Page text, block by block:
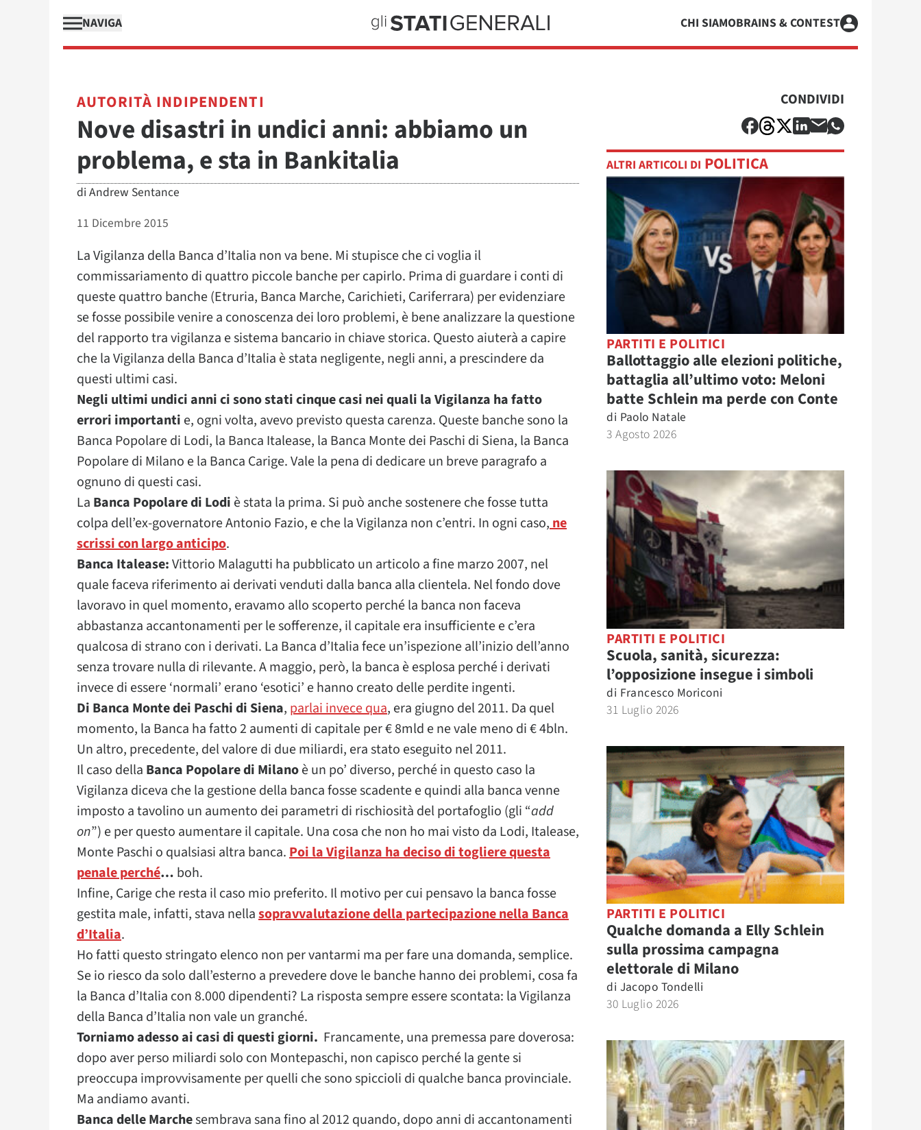
NAVIGA CHI SIAMOBRAINS & CONTEST
AUTORITÀ INDIPENDENTI
Nove disastri in undici anni: abbiamo un
problema, e sta in Bankitalia
di Andrew Sentance
11 Dicembre 2015
La Vigilanza della Banca d’Italia non va bene. Mi stupisce che ci voglia il
commissariamento di quattro piccole banche per capirlo. Prima di guardare i conti di
queste quattro banche (Etruria, Banca Marche, Carichieti, Cariferrara) per evidenziare
se fosse possibile venire a conoscenza dei loro problemi, è bene analizzare la questione
del rapporto tra vigilanza e sistema bancario in chiave storica. Questo aiuterà a capire
che la Vigilanza della Banca d’Italia è stata negligente, negli anni, a prescindere da
questi ultimi casi.
Negli ultimi undici anni ci sono stati cinque casi nei quali la Vigilanza ha fatto
errori importanti e, ogni volta, avevo previsto questa carenza. Queste banche sono la
Banca Popolare di Lodi, la Banca Italease, la Banca Monte dei Paschi di Siena, la Banca
Popolare di Milano e la Banca Carige. Vale la pena di dedicare un breve paragrafo a
ognuno di questi casi.
La Banca Popolare di Lodi è stata la prima. Si può anche sostenere che fosse tutta
colpa dell’ex-governatore Antonio Fazio, e che la Vigilanza non c’entri. In ogni caso,ne
scrissi con largo anticipo.
Banca Italease:Vittorio Malagutti ha pubblicato un articolo a fine marzo 2007, nel
quale faceva riferimento ai derivati venduti dalla banca alla clientela. Nel fondo dove
lavoravo in quel momento, eravamo allo scoperto perché la banca non faceva
abbastanza accantonamenti per le sofferenze, il capitale era insufficiente e c’era
qualcosa di strano con i derivati. La Banca d’Italia fece un’ispezione all’inizio dell’anno
senza trovare nulla di rilevante. A maggio, però, la banca è esplosa perché i derivati
invece di essere ‘normali’ erano ‘esotici’ e hanno creato delle perdite ingenti.
Di Banca Monte dei Paschi di Siena, parlai invece qua, era giugno del 2011. Da quel
momento, la Banca ha fatto 2 aumenti di capitale per € 8mld e ne vale meno di € 4bln.
Un altro, precedente, del valore di due miliardi, era stato eseguito nel 2011.
Il caso della Banca Popolare di Milanoè un po’ diverso, perché in questo caso la
Vigilanza diceva che la gestione della banca fosse scadente e quindi alla banca venne
imposto a tavolino un aumento dei parametri di rischiosità del portafoglio (gli “add
on”) e per questo aumentare il capitale. Una cosa che non ho mai visto da Lodi, Italease,
Monte Paschi o qualsiasi altra banca.Poi la Vigilanza ha deciso di togliere questa
penale perché… boh.
Infine, Carige che resta il caso mio preferito. Il motivo per cui pensavo la banca fosse
gestita male, infatti, stava nellasopravvalutazione della partecipazione nella Banca
d’Italia.
Ho fatti questo stringato elenco non per vantarmi ma per fare una domanda, semplice.
Se io riesco da solo dall’esterno a prevedere dove le banche hanno dei problemi, cosa fa
la Banca d’Italia con 8.000 dipendenti? La risposta sempre essere scontata: la Vigilanza
della Banca d’Italia non vale un granché.
Torniamo adesso ai casi di questi giorni. Francamente, una premessa pare doverosa:
dopo aver perso miliardi solo con Montepaschi, non capisco perché la gente si
preoccupa improvvisamente per quelli che sono spiccioli di qualche banca provinciale.
Ma andiamo avanti.
Banca delle Marchesembrava sana fino al 2012 quando, dopo anni di accantonamenti
CONDIVIDI
ALTRI ARTICOLI DI POLITICA
PARTITI E POLITICI
Ballottaggio alle elezioni politiche,
battaglia all’ultimo voto: Meloni
batte Schlein ma perde con Conte
di Paolo Natale
3 Agosto 2026
PARTITI E POLITICI
Scuola, sanità, sicurezza:
l’opposizione insegue i simboli
di Francesco Moriconi
31 Luglio 2026
PARTITI E POLITICI
Qualche domanda a Elly Schlein
sulla prossima campagna
elettorale di Milano
di Jacopo Tondelli
30 Luglio 2026